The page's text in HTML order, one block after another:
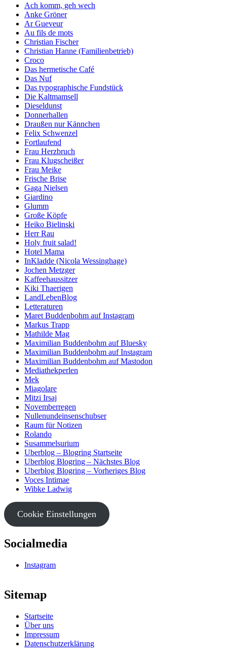
Ach komm, geh wech
Anke Gröner
Ar Gueveur
Au fils de mots
Christian Fischer
Christian Hanne (Familienbetrieb)
Croco
Das hermetische Café
Das Nuf
Das typographische Fundstück
Die Kaltmamsell
Dieseldunst
Donnerhallen
Draußen nur Kännchen
Felix Schwenzel
Fortlaufend
Frau Herzbruch
Frau Klugscheißer
Frau Meike
Frische Brise
Gaga Nielsen
Giardino
Glumm
Große Köpfe
Heiko Bielinski
Herr Rau
Holy fruit salad!
Hotel Mama
InKladde (Nicola Wessinghage)
Jochen Metzger
Kaffeehaussitzer
Kiki Thaerigen
LandLebenBlog
Letteraturen
Maret Buddenbohm auf Instagram
Markus Trapp
Mathilde Mag
Maximilian Buddenbohm auf Bluesky
Maximilian Buddenbohm auf Instagram
Maximilian Buddenbohm auf Mastodon
Mediathekperlen
Mek
Miagolare
Mitzi Irsaj
Novemberregen
Nullenundeinsenschubser
Raum für Notizen
Rolando
Susammelsurium
Uberblog – Blogring Startseite
Uberblog Blogring – Nächstes Blog
Uberblog Blogring – Vorheriges Blog
Voces Intimae
Wibke Ladwig
Cookie Einstellungen
Socialmedia
Instagram
Sitemap
Startseite
Über uns
Impressum
Datenschutzerklärung